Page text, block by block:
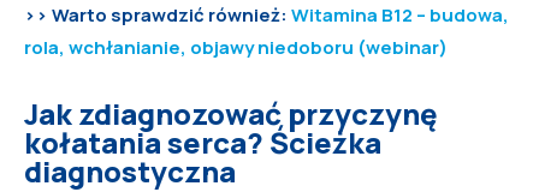
>> Warto sprawdzić również: Witamina B12 – budowa,
rola, wchłanianie, objawy niedoboru (webinar)
Jak zdiagnozować przyczynę
kołatania serca? Ścieżka
diagnostyczna